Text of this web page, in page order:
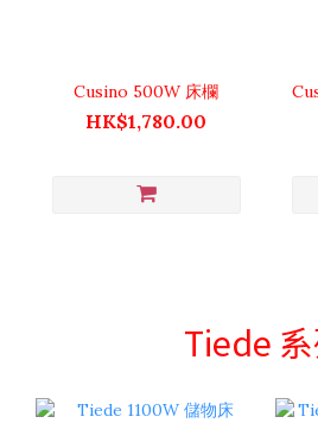
Cusino 500W 床欄
HK$1,780.00
Tiede